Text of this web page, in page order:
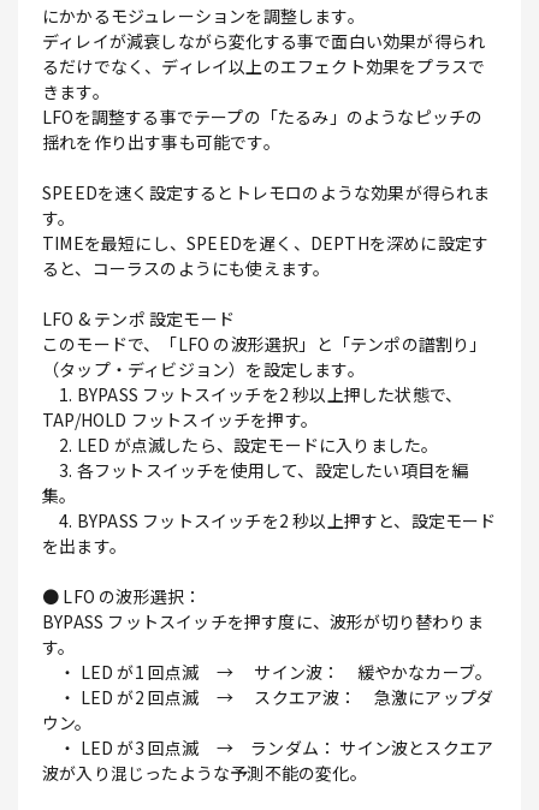
にかかるモジュレーションを調整します。
ディレイが減衰しながら変化する事で面白い効果が得られ
るだけでなく、ディレイ以上のエフェクト効果をプラスで
きます。
LFOを調整する事でテープの「たるみ」のようなピッチの
揺れを作り出す事も可能です。
SPEEDを速く設定するとトレモロのような効果が得られま
す。
TIMEを最短にし、SPEEDを遅く、DEPTHを深めに設定す
ると、コーラスのようにも使えます。
LFO & テンポ 設定モード
このモードで、「LFO の波形選択」と「テンポの譜割り」
（タップ・ディビジョン）を設定します。
1. BYPASS フットスイッチを2 秒以上押した状態で、
TAP/HOLD フットスイッチを押す。
2. LED が点滅したら、設定モードに入りました。
3. 各フットスイッチを使用して、設定したい項目を編
集。
4. BYPASS フットスイッチを2 秒以上押すと、設定モード
を出ます。
● LFO の波形選択：
BYPASS フットスイッチを押す度に、波形が切り替わりま
す。
・ LED が1 回点滅 → サイン波： 緩やかなカーブ。
・ LED が2 回点滅 → スクエア波： 急激にアップダ
ウン。
・ LED が3 回点滅 → ランダム： サイン波とスクエア
波が入り混じったような予測不能の変化。